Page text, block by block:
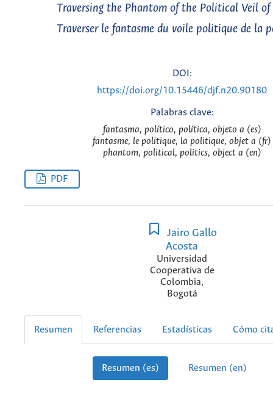
Traversing the Phantom of the Political Veil
Traverser le fantasme du voile politique de la
DOI:
https://doi.org/10.15446/djf.n20.90180
Palabras clave:
fantasma, político, política, objeto a (es)
fantasme, le politique, la politique, objet a (fr)
phantom, political, politics, object a (en)
PDF
Jairo Gallo
Acosta
Universidad
Cooperativa de
Colombia,
Bogotá
Resumen Referencias Estadísticas Cómo
Resumen (es) Resumen (en)